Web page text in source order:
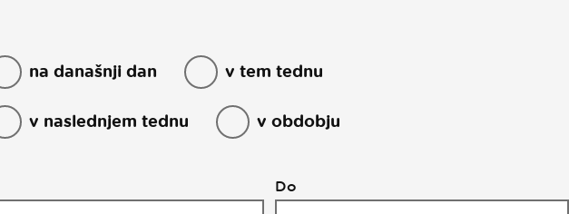
na današnji dan v tem tednu
v naslednjem tednu v obdobju
Do